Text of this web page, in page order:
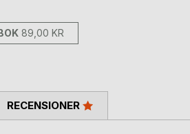
89,00 KR
RECENSIONER